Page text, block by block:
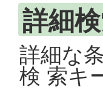
詳細
詳細な
検 索キ